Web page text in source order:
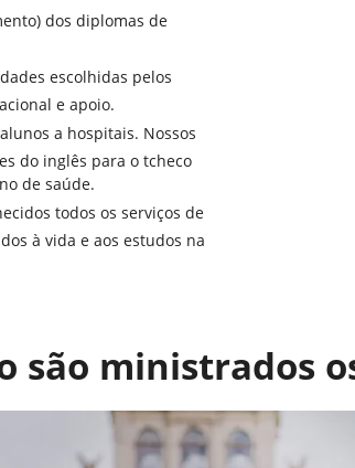
dos diplomas de
escolhidas pelos
e apoio.
a hospitais. Nossos
do inglês para o tcheco
de saúde.
todos os serviços de
à vida e aos estudos na
são ministrados